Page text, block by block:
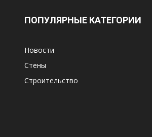
ПОПУЛЯРНЫЕ КАТЕГОРИИ
Новости
Стены
Строительство